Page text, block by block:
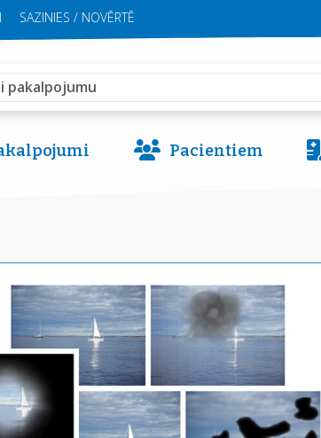
SAZINIES / NOVĒRTĒ
Pacientiem